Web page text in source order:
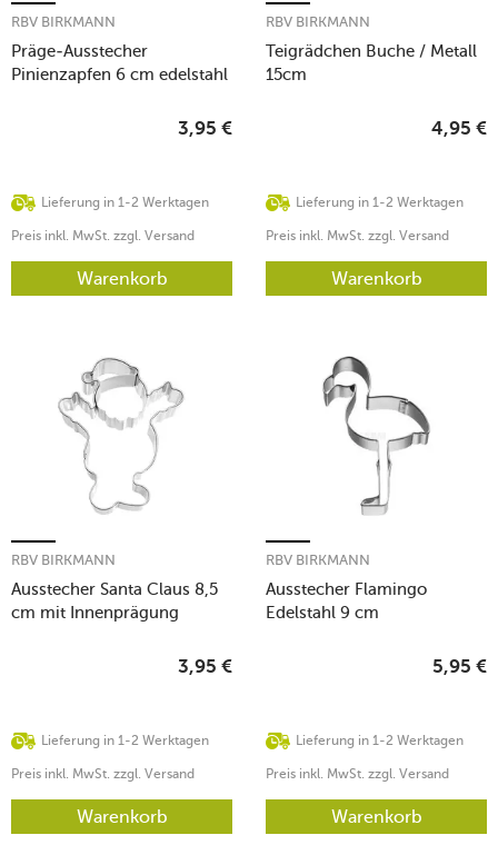
Präge-Ausstecher
Pinienzapfen 6 cm edelstahl
RBV BIRKMANN
Lieferung in 1-2 Werktagen
3,95 €
Preis inkl. MwSt. zzgl. Versand
Warenkorb
Teigrädchen Buche / Metall
15cm
RBV BIRKMANN
Lieferung in 1-2 Werktagen
4,95 €
Preis inkl. MwSt. zzgl. Versand
Warenkorb
Ausstecher Santa Claus 8,5
cm mit Innenprägung
RBV BIRKMANN
Lieferung in 1-2 Werktagen
3,95 €
Preis inkl. MwSt. zzgl. Versand
Warenkorb
Ausstecher Flamingo
Edelstahl 9 cm
RBV BIRKMANN
Lieferung in 1-2 Werktagen
5,95 €
Preis inkl. MwSt. zzgl. Versand
Warenkorb